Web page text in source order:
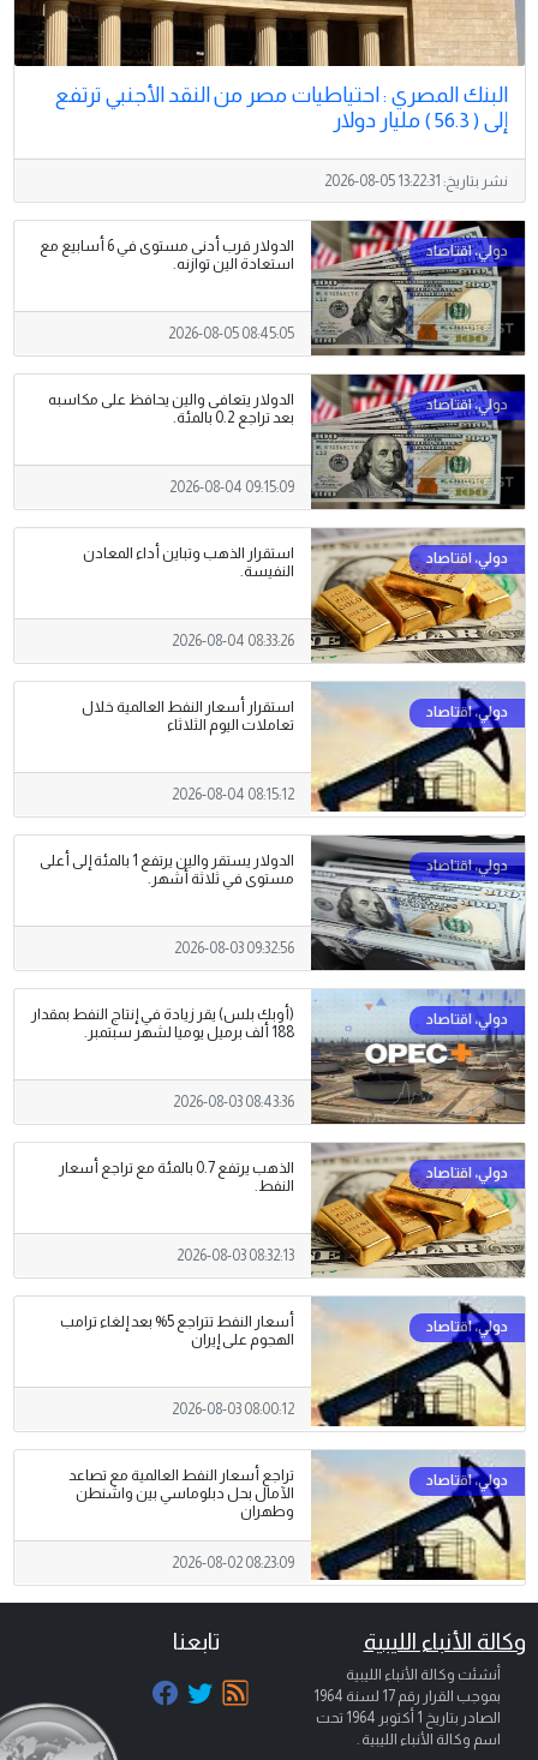
البنك المصري : احتياطيات مصر من النقد الأجنبي ترتفع
إلى ( 56.3 ) مليار دولار
نشر بتاريخ: 2026-08-05 13:22:31
الدولار قرب أدنى مستوى في 6 أسابيع مع
استعادة الين توازنه.
2026-08-05 08:45:05
الدولار يتعافى والين يحافظ على مكاسبه
بعد تراجع 0.2 بالمئة.
2026-08-04 09:15:09
استقرار الذهب وتباين أداء المعادن
النفيسة.
2026-08-04 08:33:26
استقرار أسعار النفط العالمية خلال
تعاملات اليوم الثلاثاء
2026-08-04 08:15:12
الدولار يستقر والين يرتفع 1 بالمئة إلى أعلى
مستوى في ثلاثة أشهر.
2026-08-03 09:32:56
(أوبك بلس) يقر زيادة في إنتاج النفط بمقدار
188 ألف برميل يوميا لشهر سبتمبر.
2026-08-03 08:43:36
الذهب يرتفع 0.7 بالمئة مع تراجع أسعار
النفط.
2026-08-03 08:32:13
أسعار النفط تتراجع 5% بعد إلغاء ترامب
الهجوم على إيران
2026-08-03 08:00:12
تراجع أسعار النفط العالمية مع تصاعد
الآمال بحل دبلوماسي بين واشنطن
وطهران
2026-08-02 08:23:09
وكالة الأنباء الليبية
أنشئت وكالة الأنباء الليبية
بموجب القرار رقم 17 لسنة 1964
الصادر بتاريخ 1 أكتوبر 1964
تحت
اسم وكالة الأنباء الليبية .
تابعنا